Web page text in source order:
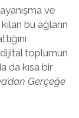
ve
bu ağların
toplumun
da kısa bir
Gerçeğe